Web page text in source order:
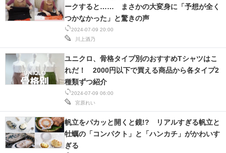
2024-07-09 20:00
川上酒乃
ークすると…… まさかの大変身に「予想が全く
つかなかった」と驚きの声
2024-07-09 06:00
宮原れい
ユニクロ、骨格タイプ別のおすすめTシャツはこ
れだ！ 2000円以下で買える商品から各タイプ2
種類ずつ紹介
帆立をパカッと開くと鏡!? リアルすぎる帆立と
牡蠣の「コンパクト」と「ハンカチ」がかわいす
ぎる